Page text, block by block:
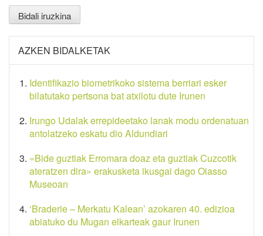
AZKEN BIDALKETAK
Identifikazio biometrikoko sistema berriari esker
bilatutako pertsona bat atxilotu dute Irunen
Irungo Udalak errepideetako lanak modu ordenatuan
antolatzeko eskatu dio Aldundiari
«Bide guztiak Erromara doaz eta guztiak Cuzcotik
ateratzen dira» erakusketa ikusgai dago Oiasso
Museoan
‘Braderie – Merkatu Kalean’ azokaren 40. edizioa
abiatuko du Mugan elkarteak gaur Irunen